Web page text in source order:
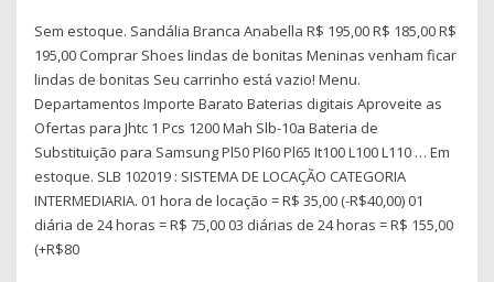
Sem estoque. Sandália Branca Anabella R$ 195,00 R$ 185,00 R$
195,00 Comprar Shoes lindas de bonitas Meninas venham ficar
lindas de bonitas Seu carrinho está vazio! Menu.
Departamentos Importe Barato Baterias digitais Aproveite as
Ofertas para Jhtc 1 Pcs 1200 Mah Slb-10a Bateria de
Substituição para Samsung Pl50 Pl60 Pl65 It100 L100 L110 … Em
estoque. SLB 102019 : SISTEMA DE LOCAÇÃO CATEGORIA
INTERMEDIARIA. 01 hora de locação = R$ 35,00 (-R$40,00) 01
diária de 24 horas = R$ 75,00 03 diárias de 24 horas = R$ 155,00
(+R$80